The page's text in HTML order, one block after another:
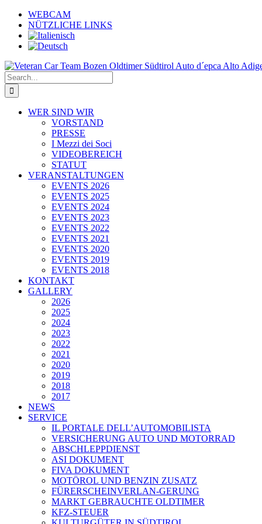
Skip
content
WEBCAM
NÜTZLICHE LINKS
Search
for:
WER SIND WIR
VORSTAND
PRESSE
I Mezzi dei Soci
VIDEOBEREICH
STATUT
VERANSTALTUNGEN
EVENTS 2026
EVENTS 2025
EVENTS 2024
EVENTS 2023
EVENTS 2022
EVENTS 2021
EVENTS 2020
EVENTS 2019
EVENTS 2018
KONTAKT
GALLERY
2026
2025
2024
2023
2022
2021
2020
2019
2018
2017
NEWS
SERVICE
IL PORTALE DELL’AUTOMOBILISTA
VERSICHERUNG AUTO UND MOTORRAD
ABSCHLEPPDIENST
ASI DOKUMENT
FIVA DOKUMENT
MOTÖROL UND BENZIN ZUSATZ
FÜRERSCHEINVERLAN-GERUNG
MARKT GEBRAUCHTE OLDTIMER
KFZ-STEUER